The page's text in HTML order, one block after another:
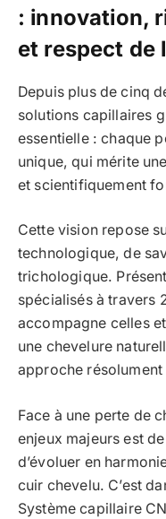
: innovation,
et respect de
Depuis plus de cinq
solutions capillaires
essentielle : chaque
unique, qui mérite
et scientifiquement
Cette vision repose
technologique, de
trichologique.
spécialisés à travers
accompagne celles
une chevelure
approche résolument
Face à une perte de
enjeux majeurs est
d’évoluer en
cuir chevelu. C’est
Système capillaire